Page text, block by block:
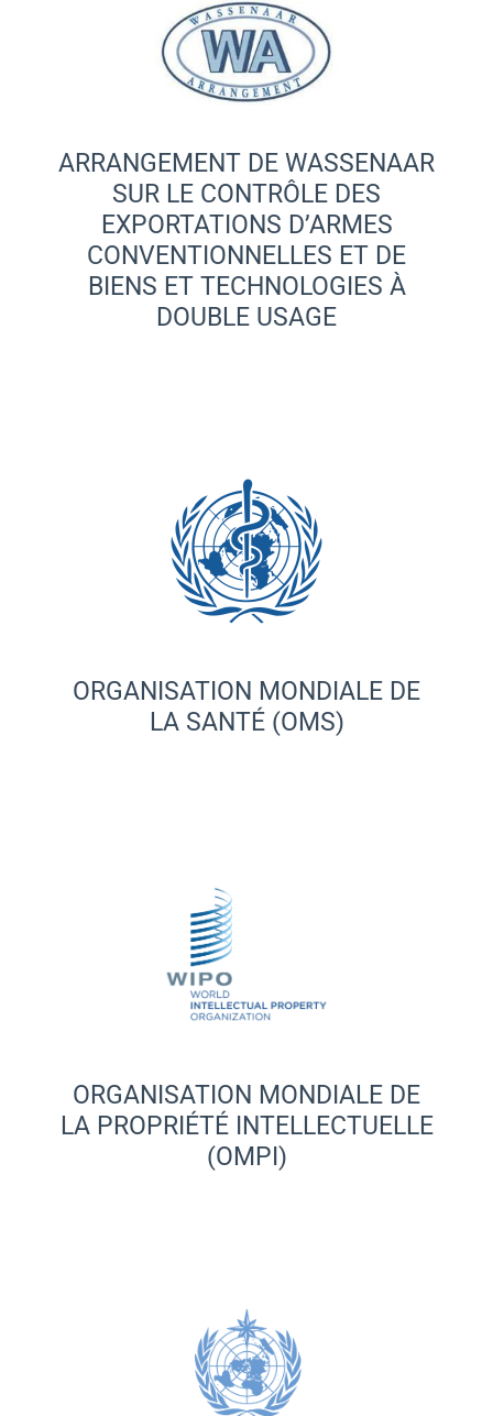
ARRANGEMENT DE WASSENAAR
SUR LE CONTRÔLE DES
EXPORTATIONS D’ARMES
CONVENTIONNELLES ET DE
BIENS ET TECHNOLOGIES À
DOUBLE USAGE
ORGANISATION MONDIALE DE
LA SANTÉ (OMS)
ORGANISATION MONDIALE DE
LA PROPRIÉTÉ INTELLECTUELLE
(OMPI)